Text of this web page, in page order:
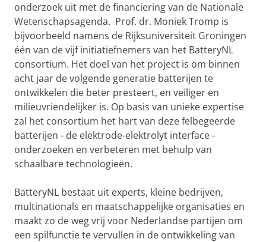
onderzoek uit met de financiering van de Nationale
Wetenschapsagenda. Prof. dr. Moniek Tromp is
bijvoorbeeld namens de Rijksuniversiteit Groningen
één van de vijf initiatiefnemers van het BatteryNL
consortium. Het doel van het project is om binnen
acht jaar de volgende generatie batterijen te
ontwikkelen die beter presteert, en veiliger en
milieuvriendelijker is. Op basis van unieke expertise
zal het consortium het hart van deze felbegeerde
batterijen - de elektrode-elektrolyt interface -
onderzoeken en verbeteren met behulp van
schaalbare technologieën.
BatteryNL bestaat uit experts, kleine bedrijven,
multinationals en maatschappelijke organisaties en
maakt zo de weg vrij voor Nederlandse partijen om
een spilfunctie te vervullen in de ontwikkeling van